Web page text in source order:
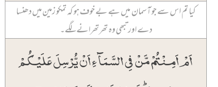
کیا تم اس سے جو آسمان میں ہے بے خوف ہو کہ تمکو زمین میں دھنسا
دے اور تبھی وہ تھرتھرانے لگے۔
اَمۡ اَمِنۡتُمۡ مَّنۡ فِی السَّمَآءِ اَنۡ یُّرۡسِلَ عَلَیۡکُمۡ